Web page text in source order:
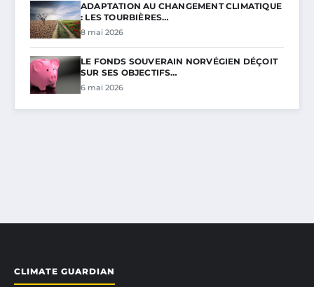
ADAPTATION AU CHANGEMENT CLIMATIQUE
: LES TOURBIÈRES…
8 mai 2026
LE FONDS SOUVERAIN NORVÉGIEN DÉÇOIT
SUR SES OBJECTIFS…
6 mai 2026
CLIMATE GUARDIAN